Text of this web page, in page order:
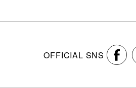
OFFICIAL SNS